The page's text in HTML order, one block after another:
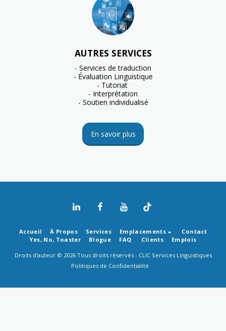
AUTRES SERVICES
- Services de traduction
- Évaluation Linguistique
- Tutoriat
- Interprétation
- Soutien individualisé
En savoir plus
Accueil À Propos Services Emplacements
Contact
Yes, No, Toaster
Blogue FAQ Clients Emplois
Droits d'auteur © 2026 Tous droits réservés - CLIC Services Linguistiques
Politiques de Confidentialité